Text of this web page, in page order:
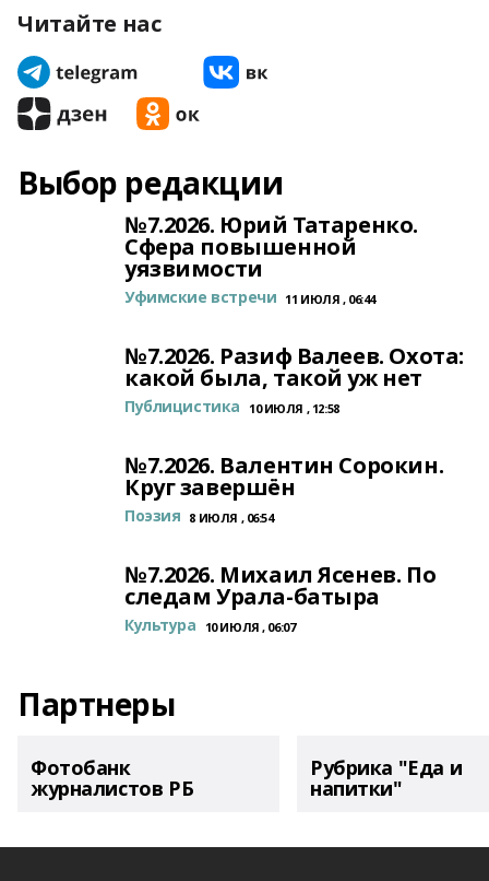
Читайте нас
Выбор редакции
№7.2026. Юрий Татаренко.
Сфера повышенной
уязвимости
Уфимские встречи 11 ИЮЛЯ , 06:44
№7.2026. Разиф Валеев. Охота:
какой была, такой уж нет
Публицистика 10 ИЮЛЯ , 12:58
№7.2026. Валентин Сорокин.
Круг завершён
Поэзия 8 ИЮЛЯ , 06:54
№7.2026. Михаил Ясенев. По
следам Урала-батыра
Культура 10 ИЮЛЯ , 06:07
Партнеры
Фотобанк
журналистов РБ
Рубрика "Еда и
напитки"